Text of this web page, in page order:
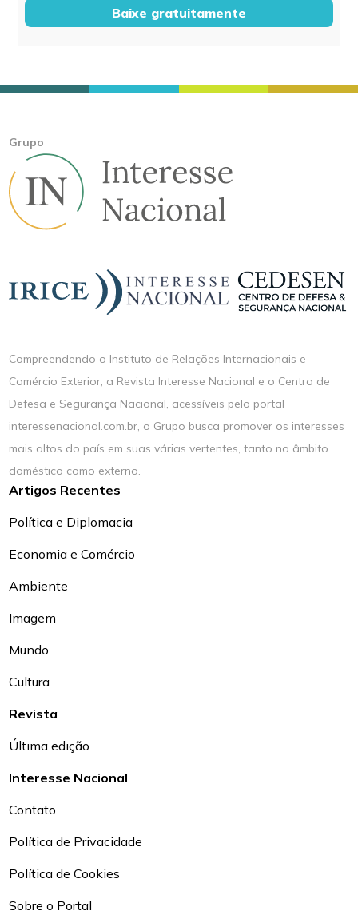
Baixe gratuitamente
Grupo
Compreendendo o Instituto de Relações Internacionais e
Comércio Exterior, a Revista Interesse Nacional e o Centro de
Defesa e Segurança Nacional, acessíveis pelo portal
interessenacional.com.br, o Grupo busca promover os interesses
mais altos do país em suas várias vertentes, tanto no âmbito
doméstico como externo.
Artigos Recentes
Política e Diplomacia
Economia e Comércio
Ambiente
Imagem
Mundo
Cultura
Revista
Última edição
Interesse Nacional
Contato
Política de Privacidade
Política de Cookies
Sobre o Portal